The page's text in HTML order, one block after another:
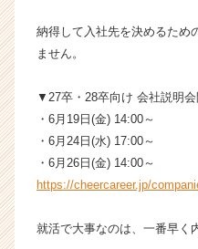
納得して入社先を決めるため
ません。
▼27卒・28卒向け 会社説明会
・6月19日(金) 14:00～
・6月24日(水) 17:00～
・6月26日(金) 14:00～
https://cheercareer.jp/
就活で大事なのは、一番早く